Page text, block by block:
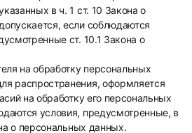
в ч. 1 ст. 10 Закона о
если соблюдаются
ст. 10.1 Закона о
на обработку персональных
распространения, оформляется
на обработку его персональных
условия, предусмотренные, в
о персональных данных.